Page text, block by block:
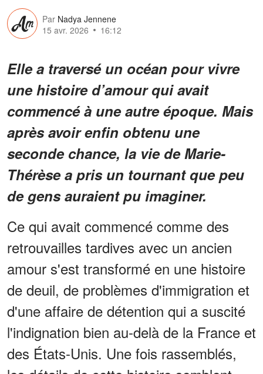
Par Nadya Jennene
15 avr. 2026
16:12
Elle a traversé un océan pour vivre
une histoire d’amour qui avait
commencé à une autre époque. Mais
après avoir enfin obtenu une
seconde chance, la vie de Marie-
Thérèse a pris un tournant que peu
de gens auraient pu imaginer.
Ce qui avait commencé comme des
retrouvailles tardives avec un ancien
amour s'est transformé en une histoire
de deuil, de problèmes d'immigration et
d'une affaire de détention qui a suscité
l'indignation bien au-delà de la France et
des États-Unis. Une fois rassemblés,